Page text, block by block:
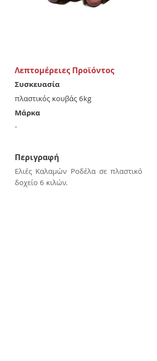
Λεπτομέρειες Προϊόντος
Συσκευασία
πλαστικός κουβάς 6kg
Μάρκα
-
Περιγραφή
Ελιές Καλαμών Ροδέλα σε πλαστικό
δοχείο 6 κιλών.